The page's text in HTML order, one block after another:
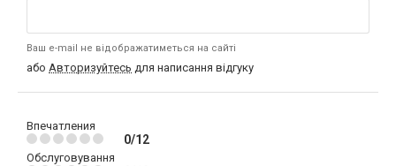
Ваш e-mail не відображатиметься на сайті
або Авторизуйтесь для написання відгуку
Впечатления
0/12
Обслуговування